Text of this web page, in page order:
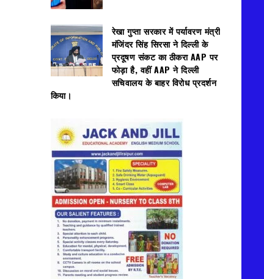
रेखा गुप्ता सरकार में पर्यावरण मंत्री
मंजिंदर सिंह सिरसा ने दिल्ली के
प्रदूषण संकट का ठीकरा AAP पर
फोड़ा है, वहीं AAP ने दिल्ली
सचिवालय के बाहर विरोध प्रदर्शन
किया।